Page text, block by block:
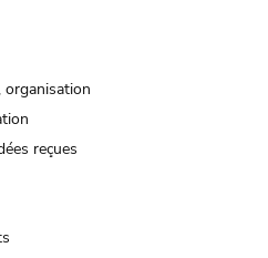
organisation
reçues